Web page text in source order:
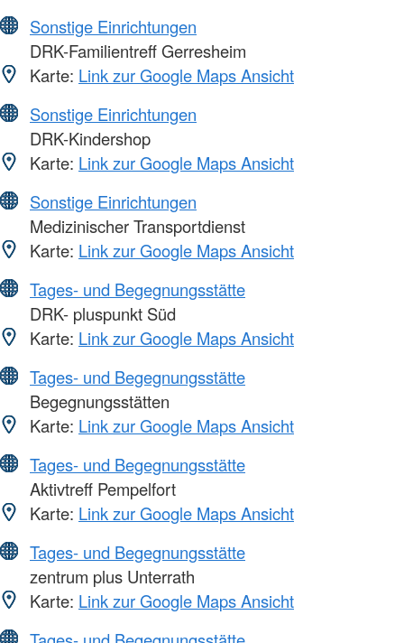
Sonstige Einrichtungen
DRK-Familientreff Gerresheim
Karte: Link zur Google Maps Ansicht
Sonstige Einrichtungen
DRK-Kindershop
Karte: Link zur Google Maps Ansicht
Sonstige Einrichtungen
Medizinischer Transportdienst
Karte: Link zur Google Maps Ansicht
Tages- und Begegnungsstätte
DRK- pluspunkt Süd
Karte: Link zur Google Maps Ansicht
Tages- und Begegnungsstätte
Begegnungsstätten
Karte: Link zur Google Maps Ansicht
Tages- und Begegnungsstätte
Aktivtreff Pempelfort
Karte: Link zur Google Maps Ansicht
Tages- und Begegnungsstätte
zentrum plus Unterrath
Karte: Link zur Google Maps Ansicht